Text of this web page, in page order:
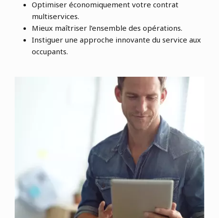
Optimiser économiquement votre contrat
multiservices.
Mieux maîtriser l’ensemble des opérations.
Instiguer une approche innovante du service aux
occupants.